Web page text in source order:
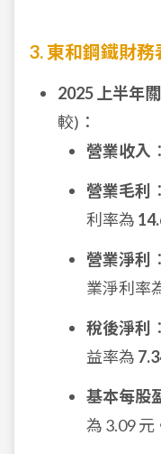
3. 東和鋼鐵財務
2025 上半年
較)：
營業收入 ：
營業毛利
：
利率為
營業淨利
：
業淨利率
稅後淨利
：
益率為
基本每股
為 3.09 元